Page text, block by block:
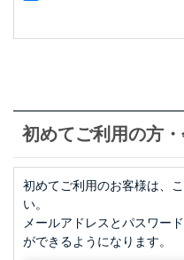
初めてご利用の方
初めてご利用のお客様は、
い。
メールアドレスとパスワー
ができるようになります。